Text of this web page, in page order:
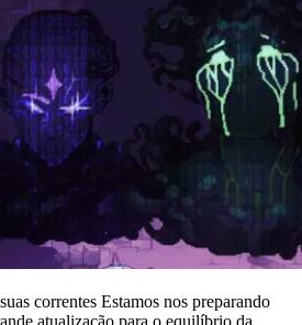
correntes Estamos nos preparando